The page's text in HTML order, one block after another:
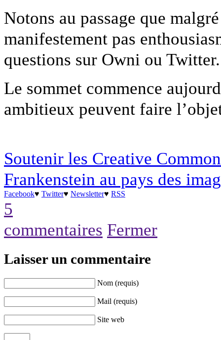
Notons au passage que
manifestement pas
questions sur Owni ou Twitter.
Le sommet commence
ambitieux peuvent faire
Soutenir les Creative
Frankenstein au pays des
Facebook♥ Twitter♥ Newsletter♥ RSS
5
commentaires Fermer
Laisser un commentaire
Nom (requis)
Mail (requis)
Site web